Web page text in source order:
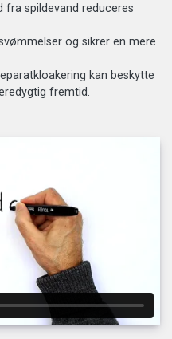
fra spildevand reduceres
og sikrer en mere
kan beskytte
fremtid.